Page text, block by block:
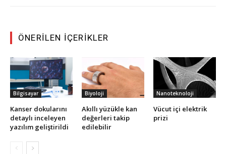
ÖNERILEN İÇERIKLER
Bilgisayar
Kanser dokularını
detaylı inceleyen
yazılım geliştirildi
Biyoloji
Akıllı yüzükle kan
değerleri takip
edilebilir
Nanoteknoloji
Vücut içi elektrik
prizi